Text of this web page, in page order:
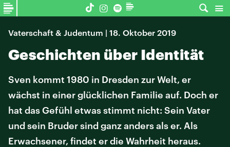
Vaterschaft & Judentum | 18. Oktober 2019
Geschichten über Identität
Sven kommt 1980 in Dresden zur Welt, er
wächst in einer glücklichen Familie auf. Doch er
hat das Gefühl etwas stimmt nicht: Sein Vater
und sein Bruder sind ganz anders als er. Als
Erwachsener, findet er die Wahrheit heraus.